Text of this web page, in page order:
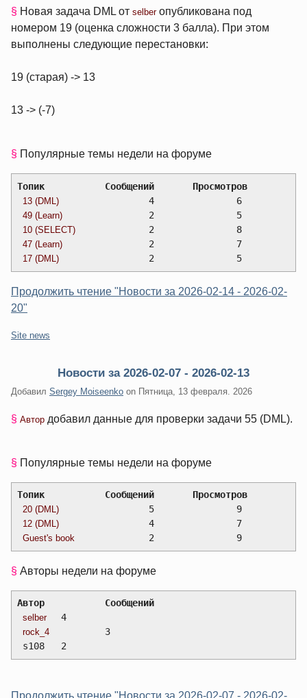
§ Новая задача DML от selberопубликована под
номером 19 (оценка сложности 3 балла). При этом
выполнены следующие перестановки:
19 (старая) -> 13
13 -> (-7)
§ Популярные темы недели на форуме
Топик		Сообщений	Просмотров
13 (DML)
		4		6
49 (Learn)
		2		5
10 (SELECT)
		2		8
47 (Learn)
		2		7
17 (DML)
		2		5
Продолжить чтение "Новости за 2026-02-14 - 2026-02-
20"
Категории:
Site news
Новости за 2026-02-07 - 2026-02-13
Добавил Sergey Moiseenko on Пятница, 13 февраля. 2026
§ Автор добавил данные для проверки задачи 55 (DML).
§ Популярные темы недели на форуме
Топик		Сообщений	Просмотров
20 (DML)
		5		9
12 (DML)
		4		7
Guest's book
		2		9
§ Авторы недели на форуме
Автор		Сообщений
selber
  	4
rock_4
  	3
s108	2
Продолжить чтение "Новости за 2026-02-07 - 2026-02-